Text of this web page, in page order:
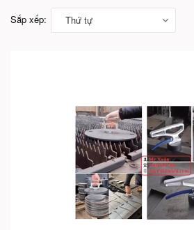
Sắp xếp: Thứ tự